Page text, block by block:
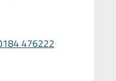
476222